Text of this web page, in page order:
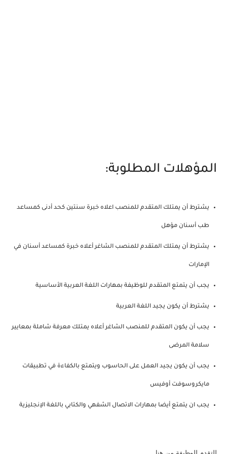
المؤهلات المطلوبة:
يشترط أن يمتلك المتقدم للمنصب اعلاه خبرة سنتين كحد أدنى كمساعد
طب أسنان مؤهل
يشترط أن يمتلك المتقدم للمنصب الشاغر أعلاه خبرة كمساعد أسنان في
الإمارات
يجب أن يتمتع المتقدم للوظيفة بمهارات اللغة العربية الأساسية
يشترط أن يكون يجيد اللغة العربية
يجب أن يكون المتقدم للمنصب الشاغر أعلاه يمتلك معرفة شاملة بمعايير
سلامة المرضى
يجب أن يكون يجيد العمل على الحاسوب ويتمتع بالكفاءة في تطبيقات
مايكروسوفت أوفيس
يجب ان يتمتع أيضا بمهارات الاتصال الشفهي والكتابي باللغة الإنجليزية